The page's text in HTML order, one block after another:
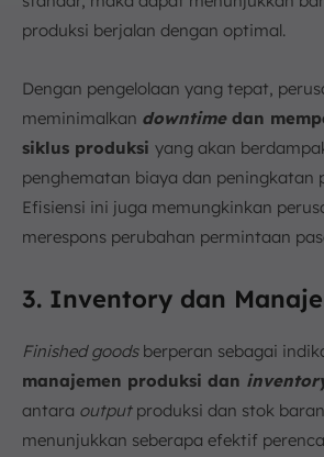
produksi berjalan dengan optimal.
Dengan pengelolaan yang tepat,
meminimalkan downtimedan
siklus produksi yang akan
penghematan biaya dan peningkatan
Efisiensi ini juga memungkinkan
merespons perubahan permintaan
3. Inventory dan
Finished goodsberperan sebagai
manajemen produksi dan
antara outputproduksi dan stok
menunjukkan seberapa efektif